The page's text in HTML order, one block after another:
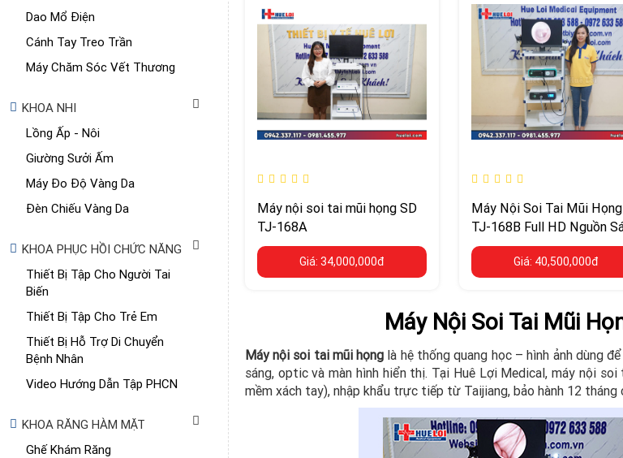
Dao Mổ Điện
Cánh Tay Treo Trần
Máy Chăm Sóc Vết Thương
KHOA NHI
Lồng Ấp - Nôi
Giường Sưởi Ấm
Máy Đo Độ Vàng Da
Đèn Chiếu Vàng Da
KHOA PHỤC HỒI CHỨC NĂNG
Thiết Bị Tập Cho Người Tai
Biến
Thiết Bị Tập Cho Trẻ Em
Thiết Bị Hỗ Trợ Di Chuyển
Bệnh Nhân
Video Hướng Dẫn Tập PHCN
KHOA RĂNG HÀM MẶT
Ghế Khám Răng
Máy nội soi tai mũi họng SD
TJ-168A
Giá: 34,000,000đ
Máy Nội Soi Tai Mũi Họng
TJ-168B Full HD Nguồn
LED
Giá: 40,500,000đ
Máy Nội Soi Tai Mũi
Máy nội soi tai mũi họng là hệ thống quang học – hình ảnh dùng
sáng, optic và màn hình hiển thị. Tại Huê Lợi Medical, máy nội
mềm xách tay), nhập khẩu trực tiếp từ Taijiang, bảo hành 12